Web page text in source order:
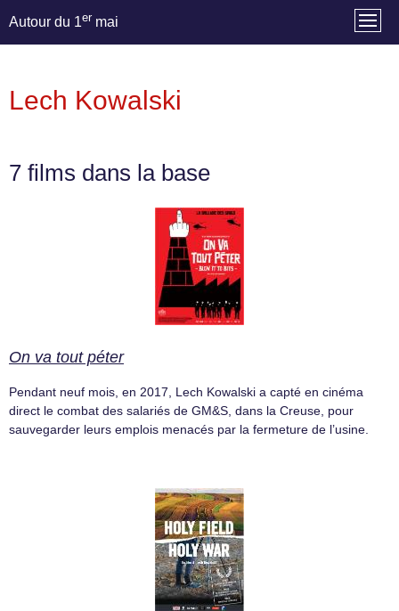
Autour du 1er mai
Lech Kowalski
7 films dans la base
On va tout péter
Pendant neuf mois, en 2017, Lech Kowalski a capté en cinéma
direct le combat des salariés de GM&S, dans la Creuse, pour
sauvegarder leurs emplois menacés par la fermeture de l’usine.